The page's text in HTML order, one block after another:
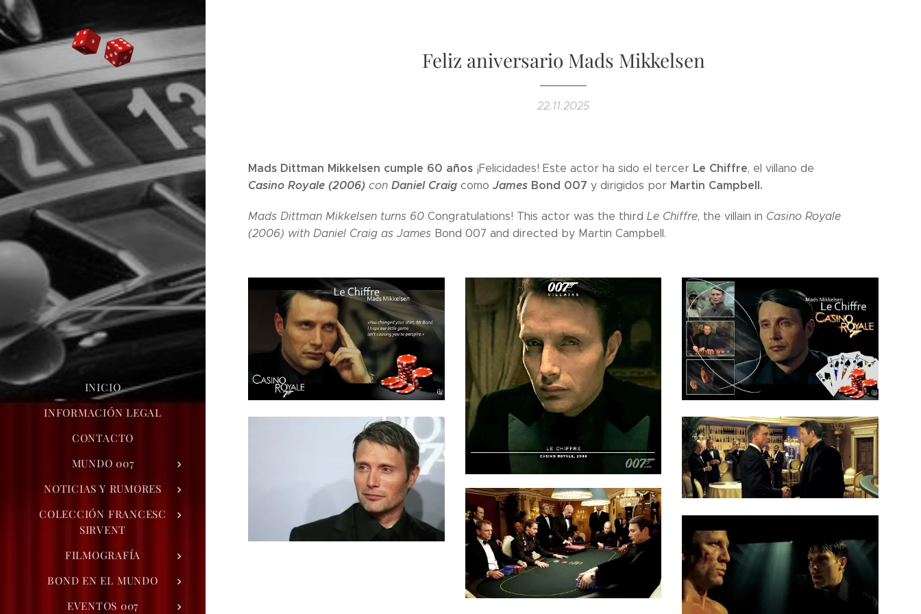
INICIO
INFORMACIÓN LEGAL
CONTACTO
MUNDO 007
NOTICIAS Y RUMORES
COLECCIÓN FRANCESC
SIRVENT
FILMOGRAFÍA
BOND EN EL MUNDO
EVENTOS 007
Feliz aniversario Mads Mikkelsen
22.11.2025
Mads Dittman Mikkelsen cumple 60 años ¡Felicidades! Este actor ha sido el tercer Le Chiffre, el villano de
Casino Royale (2006) con Daniel Craig como James Bond 007 y dirigidos por Martin Campbell.
Mads Dittman Mikkelsen turns 60 Congratulations! This actor was the third Le Chiffre, the villain in Casino Royale
(2006) with Daniel Craig as James Bond 007 and directed by Martin Campbell.